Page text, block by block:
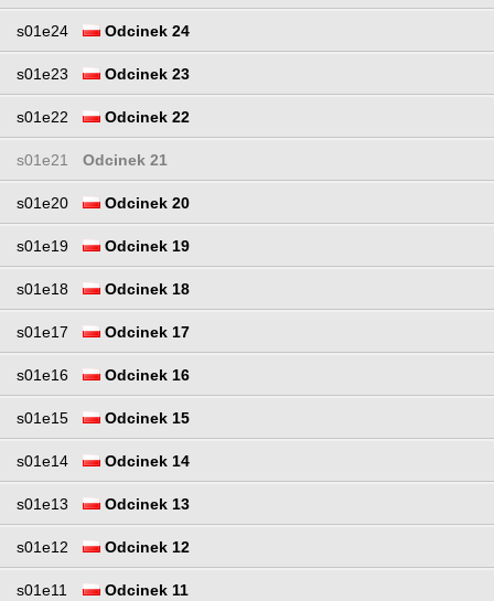
s01e24 Odcinek 24
s01e23 Odcinek 23
s01e22 Odcinek 22
s01e21 Odcinek 21
s01e20 Odcinek 20
s01e19 Odcinek 19
s01e18 Odcinek 18
s01e17 Odcinek 17
s01e16 Odcinek 16
s01e15 Odcinek 15
s01e14 Odcinek 14
s01e13 Odcinek 13
s01e12 Odcinek 12
s01e11 Odcinek 11